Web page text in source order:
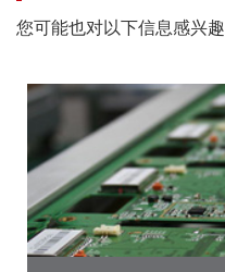
您可能也对以下信息感兴趣